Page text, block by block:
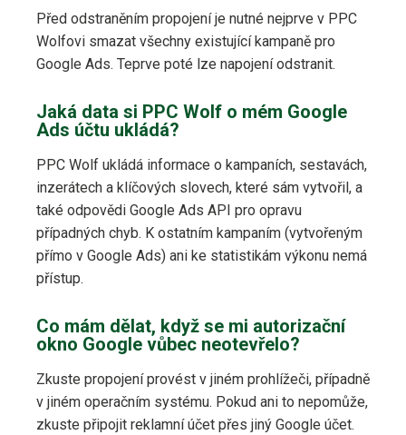
Před odstraněním propojení je nutné nejprve v PPC
Wolfovi smazat všechny existující kampaně pro
Google Ads. Teprve poté lze napojení odstranit.
Jaká data si PPC Wolf o mém Google
Ads účtu ukládá?
PPC Wolf ukládá informace o kampaních, sestavách,
inzerátech a klíčových slovech, které sám vytvořil, a
také odpovědi Google Ads API pro opravu
případných chyb. K ostatním kampaním (vytvořeným
přímo v Google Ads) ani ke statistikám výkonu nemá
přístup.
Co mám dělat, když se mi autorizační
okno Google vůbec neotevřelo?
Zkuste propojení provést v jiném prohlížeči, případně
v jiném operačním systému. Pokud ani to nepomůže,
zkuste připojit reklamní účet přes jiný Google účet.